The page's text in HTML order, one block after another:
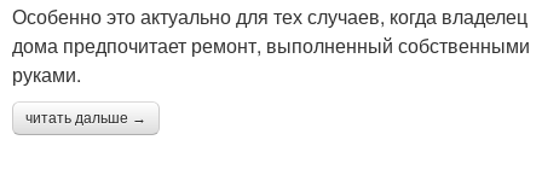
Особенно это актуально для тех случаев, когда владелец
дома предпочитает ремонт, выполненный собственными
руками.
читать дальше →